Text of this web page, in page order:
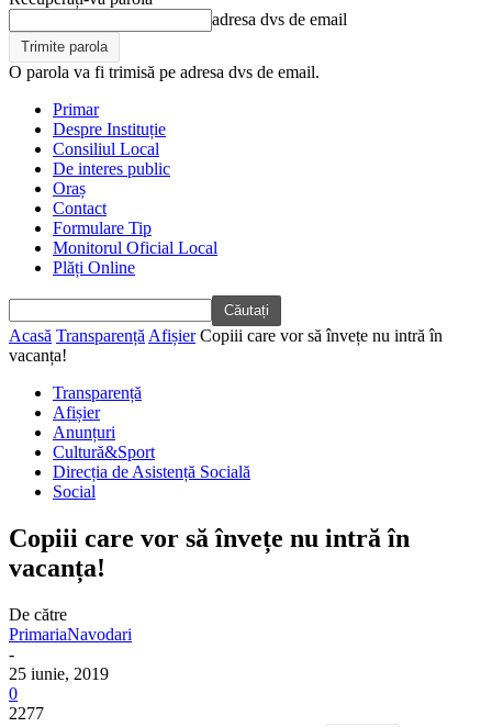
adresa dvs de email
O parola va fi trimisă pe adresa dvs de email.
Primar
Despre Instituție
Consiliul Local
De interes public
Oraș
Contact
Formulare Tip
Monitorul Oficial Local
Plăți Online
Acasă Transparență Afișier Copiii care vor să învețe nu intră în
vacanța!
Transparență
Afișier
Anunțuri
Cultură&Sport
Direcția de Asistență Socială
Social
Copiii care vor să învețe nu intră în
vacanța!
De către
PrimariaNavodari
-
25 iunie, 2019
0
2277